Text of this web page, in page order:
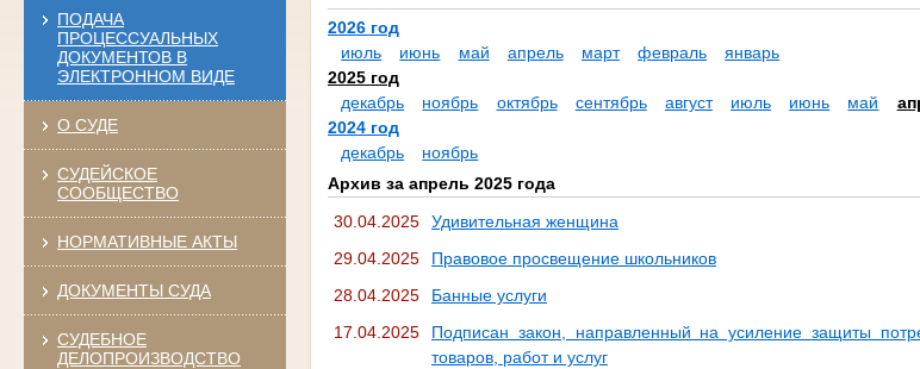
ПОДАЧА
ПРОЦЕССУАЛЬНЫХ
ДОКУМЕНТОВ В
ЭЛЕКТРОННОМ ВИДЕ
О СУДЕ
СУДЕЙСКОЕ
СООБЩЕСТВО
НОРМАТИВНЫЕ АКТЫ
ДОКУМЕНТЫ СУДА
СУДЕБНОЕ
ДЕЛОПРОИЗВОДСТВО
2026 год
июль
июнь май апрель март февраль
январь
2025 год
декабрь
ноябрь октябрь сентябрь август июль июнь май
2024 год
декабрь
ноябрь
Архив за апрель 2025 года
30.04.2025
Удивительная женщина
29.04.2025
Правовое просвещение школьников
28.04.2025
Банные услуги
17.04.2025
Подписан закон, направленный на усиление защиты
товаров, работ и услуг